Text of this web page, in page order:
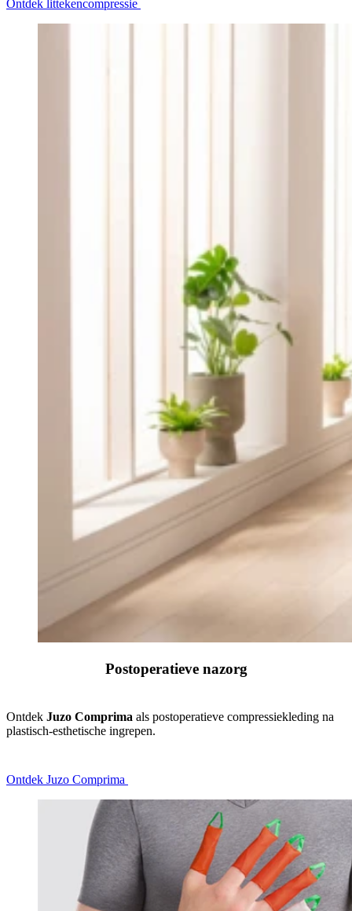
Ontdek littekencompressie
Postoperatieve nazorg
Ontdek Juzo Comprima als postoperatieve compressiekleding na
plastisch-esthetische ingrepen.
Ontdek Juzo Comprima